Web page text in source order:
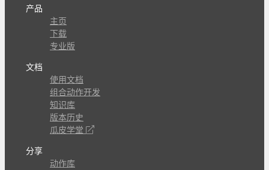
产品
主页
下载
专业版
文档
使用文档
组合动作开发
知识库
版本历史
瓜皮学堂
分享
动作库